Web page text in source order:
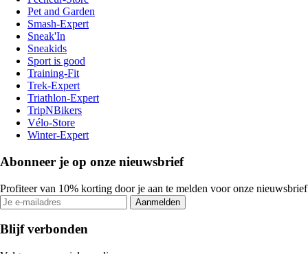
Pet and Garden
Smash-Expert
Sneak'In
Sneakids
Sport is good
Training-Fit
Trek-Expert
Triathlon-Expert
TripNBikers
Vélo-Store
Winter-Expert
Abonneer je op onze nieuwsbrief
Profiteer van 10% korting door je aan te melden voor onze nieuwsbrief
Aanmelden
Blijf verbonden